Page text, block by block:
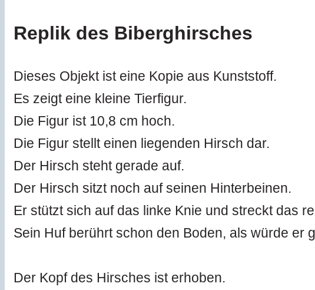
Replik des Biberghirsches
Dieses Objekt ist eine Kopie aus Kunststoff.
Es zeigt eine kleine Tierfigur.
Die Figur ist 10,8 cm hoch.
Die Figur stellt einen liegenden Hirsch dar.
Der Hirsch steht gerade auf.
Der Hirsch sitzt noch auf seinen Hinterbeinen.
Er stützt sich auf das linke Knie und streckt das
Sein Huf berührt schon den Boden, als würde er
Der Kopf des Hirsches ist erhoben.